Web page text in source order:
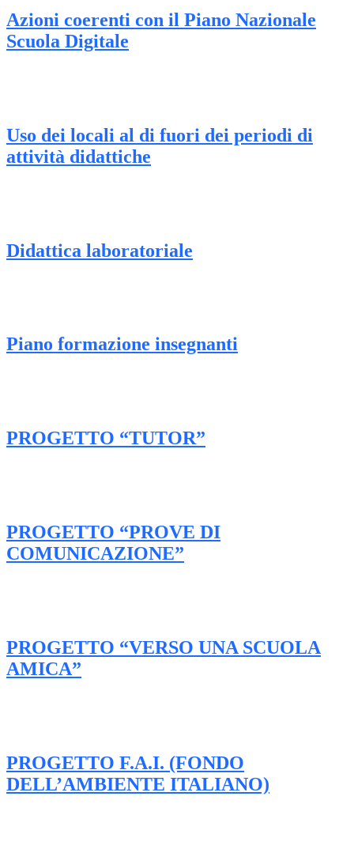
Azioni coerenti con il Piano Nazionale
Scuola Digitale
Uso dei locali al di fuori dei periodi di
attività didattiche
Didattica laboratoriale
Piano formazione insegnanti
PROGETTO “TUTOR”
PROGETTO “PROVE DI
COMUNICAZIONE”
PROGETTO “VERSO UNA SCUOLA
AMICA”
PROGETTO F.A.I. (FONDO
DELL’AMBIENTE ITALIANO)